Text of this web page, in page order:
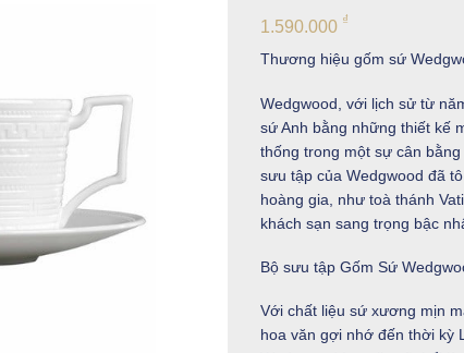
1.590.000 ₫
Thương hiệu gốm sứ
Wedgwood, với lịch sử từ
sứ Anh bằng những thiết kế
thống trong một sự cân
sưu tập của Wedgwood đã
hoàng gia, như toà thánh
khách sạn sang trọng bậc
Bộ sưu tập Gốm Sứ
Với chất liệu sứ xương mịn
hoa văn gợi nhớ đến thời kỳ